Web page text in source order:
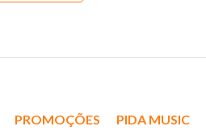
PROMOÇÕES PIDA MUSIC